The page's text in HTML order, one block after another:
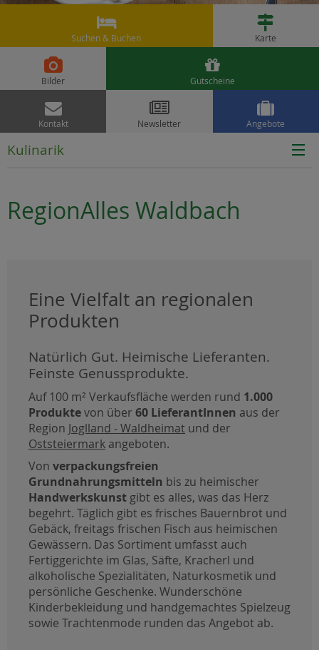

Suchen & Buchen

Karte

Bilder

Gutscheine

Kontakt

Newsletter

Angebote
Kulinarik
RegionAlles Waldbach
Eine Vielfalt an regionalen
Produkten
Natürlich Gut. Heimische Lieferanten.
Feinste Genussprodukte.
Auf 100 m² Verkaufsfläche werden rund 1.000
Produktevon über 60 LieferantInnen aus der
Region Joglland - Waldheimat und der
Oststeiermark angeboten.
Von verpackungsfreien
Grundnahrungsmitteln bis zu heimischer
Handwerkskunst gibt es alles, was das Herz
begehrt. Täglich gibt es frisches Bauernbrot und
Gebäck, freitags frischen Fisch aus heimischen
Gewässern. Das Sortiment umfasst auch
Fertiggerichte im Glas, Säfte, Kracherl und
alkoholische Spezialitäten, Naturkosmetik und
persönliche Geschenke. Wunderschöne
Kinderbekleidung und handgemachtes Spielzeug
sowie Trachtenmode runden das Angebot ab.